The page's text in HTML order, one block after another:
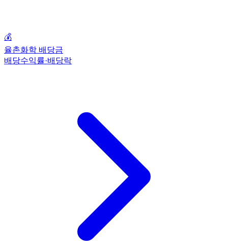
💰
율촌화학 배당금
배당수익률·배당락